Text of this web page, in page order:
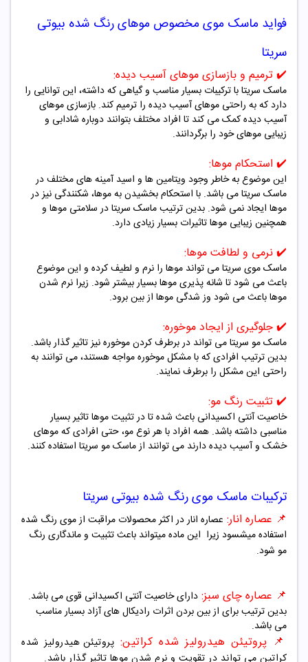
فواید ماسک موی مخصوص موهای رنگ شده بیوتی
سریتا
✔️ترمیم و بازسازی موهای آسیب دیده:
ماسک سریتا با ترکیبات بسیار مناسب و گیاهی که داشته، این توانایی را
دارد که به راحتی موهای آسیب دیده را ترمیم کند. بازسازی موهای
آسیب دیده کمک می کند تا افراد مختلف بتوانند دوباره شادابی و
زیبایی موهای خود را برگردانند.
✔️ استحکام موها:
این موضوع به خاطر وجود ویتامین ها و اسید آمینه های مختلف در
ماسک سریتا می باشد. با استحکام بخشیدن به موها، شکنندگی نیز در
موها ایجاد نمی شود. بدین ترتیب ماسک سریتا در سلامتی موها و
همچنین زیبایی موها تاثیرات بسیار زیادی دارد.
✔️نرمی و لطافت موها:
ماسک موی سریتا می تواند موها را نرم و لطیف کرده و این موضوع
باعث می شود تا شانه پذیری موها بسیار بیشتر شود. زیرا نرم شدن
موها باعث می شود وز شدگی موها از بین برود.
✔️جلوگیری از ایجاد موخوره:
ماسک مو سریتا می تواند در برطرف کردن موخوره نیز تاثیر گذار باشد.
بدین ترتیب افرادی که با مشکل موخوره مواجه هستند، می توانند به
راحتی این مشکل را برطرف نمایند.
✔️تثبیت رنگ مو:
خاصیت آنتی اکسیدانی باعث شده تا در تثبیت موها تاثیر بسیار
مناسبی داشته باشد. همه افراد با هر نوع مو، حتی افرادی که موهای
خشک و آسیب دیده دارند می توانند از ماسک مو سریتا استفاده کنند.
ترکیبات ماسک موی رنگ شده بیوتی سریتا
📌 عصاره انار: عصاره انار در اکثر محصولات مراقبت از موی رنگ شده
استفاده میشسود زیرا این ماده میتواند باعث تثبیت و ماندگاری رنگ
مو شود.
📌 عصاره چای سبز: دارای خاصیت آنتی اکسیدانی قوی می باشد.
بدین ترتیب برای از بین بردن اثرات رادیکال های آزاد بسیار مناسب
می باشد.
📌 پروتیئن هیدرولیز شده کراتین: پروتیئن هیدرولیز شده
کراتین می تواند در تقویت و نرم شدن موها تاثیر گذار باشد.